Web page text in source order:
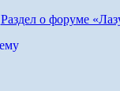
Раздел о форуме